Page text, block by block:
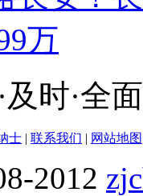
万
及时·全
士 | 联系我们 | 网站地图
2012